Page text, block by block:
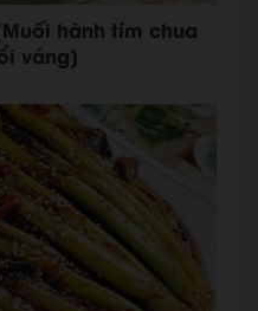
hành tím chua
váng]